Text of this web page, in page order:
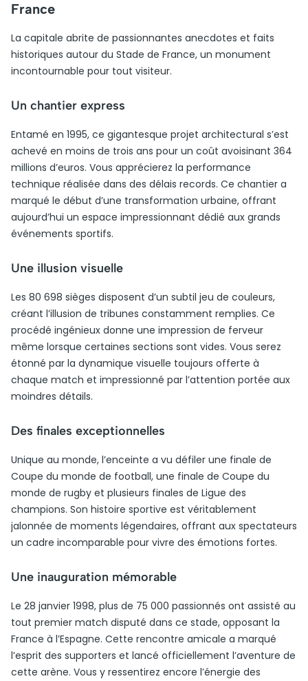
France
La capitale abrite de passionnantes anecdotes et faits
historiques autour du Stade de France, un monument
incontournable pour tout visiteur.
Un chantier express
Entamé en 1995, ce gigantesque projet architectural s’est
achevé en moins de trois ans pour un coût avoisinant 364
millions d’euros. Vous apprécierez la performance
technique réalisée dans des délais records. Ce chantier a
marqué le début d’une transformation urbaine, offrant
aujourd’hui un espace impressionnant dédié aux grands
événements sportifs.
Une illusion visuelle
Les 80 698 sièges disposent d’un subtil jeu de couleurs,
créant l’illusion de tribunes constamment remplies. Ce
procédé ingénieux donne une impression de ferveur
même lorsque certaines sections sont vides. Vous serez
étonné par la dynamique visuelle toujours offerte à
chaque match et impressionné par l’attention portée aux
moindres détails.
Des finales exceptionnelles
Unique au monde, l’enceinte a vu défiler une finale de
Coupe du monde de football, une finale de Coupe du
monde de rugby et plusieurs finales de Ligue des
champions. Son histoire sportive est véritablement
jalonnée de moments légendaires, offrant aux spectateurs
un cadre incomparable pour vivre des émotions fortes.
Une inauguration mémorable
Le 28 janvier 1998, plus de 75 000 passionnés ont assisté au
tout premier match disputé dans ce stade, opposant la
France à l’Espagne. Cette rencontre amicale a marqué
l’esprit des supporters et lancé officiellement l’aventure de
cette arène. Vous y ressentirez encore l’énergie des